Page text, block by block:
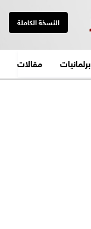
النسخة الكاملة
برلمانيات مقالات